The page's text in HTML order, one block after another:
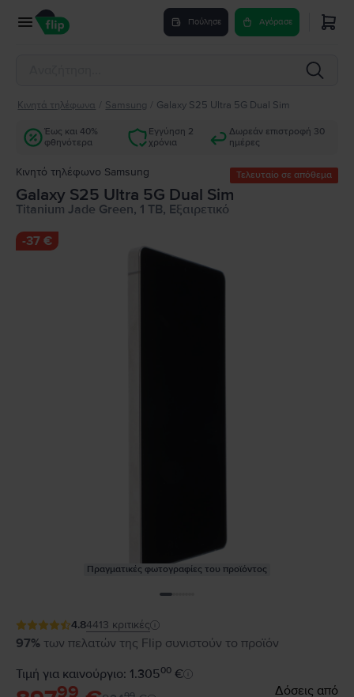
Πούλησε Αγόρασε
Κινητά τηλέφωνα Samsung Galaxy S25 Ultra 5G Dual Sim
Έως και 40%
φθηνότερα
Εγγύηση 2
χρόνια
Δωρεάν επιστροφή 30
ημέρες
Κινητό τηλέφωνο Samsung Τελευταίο σε απόθεμα
Galaxy S25 Ultra 5G Dual Sim
Titanium Jade Green, 1 TB, Εξαιρετικό
-37 €
Πραγματικές φωτογραφίες του προϊόντος
4.84413 κριτικές
97% των πελατών της Flip συνιστούν το προϊόν
Τιμή για καινούργιο: 1.30500 €
99
Δόσεις από